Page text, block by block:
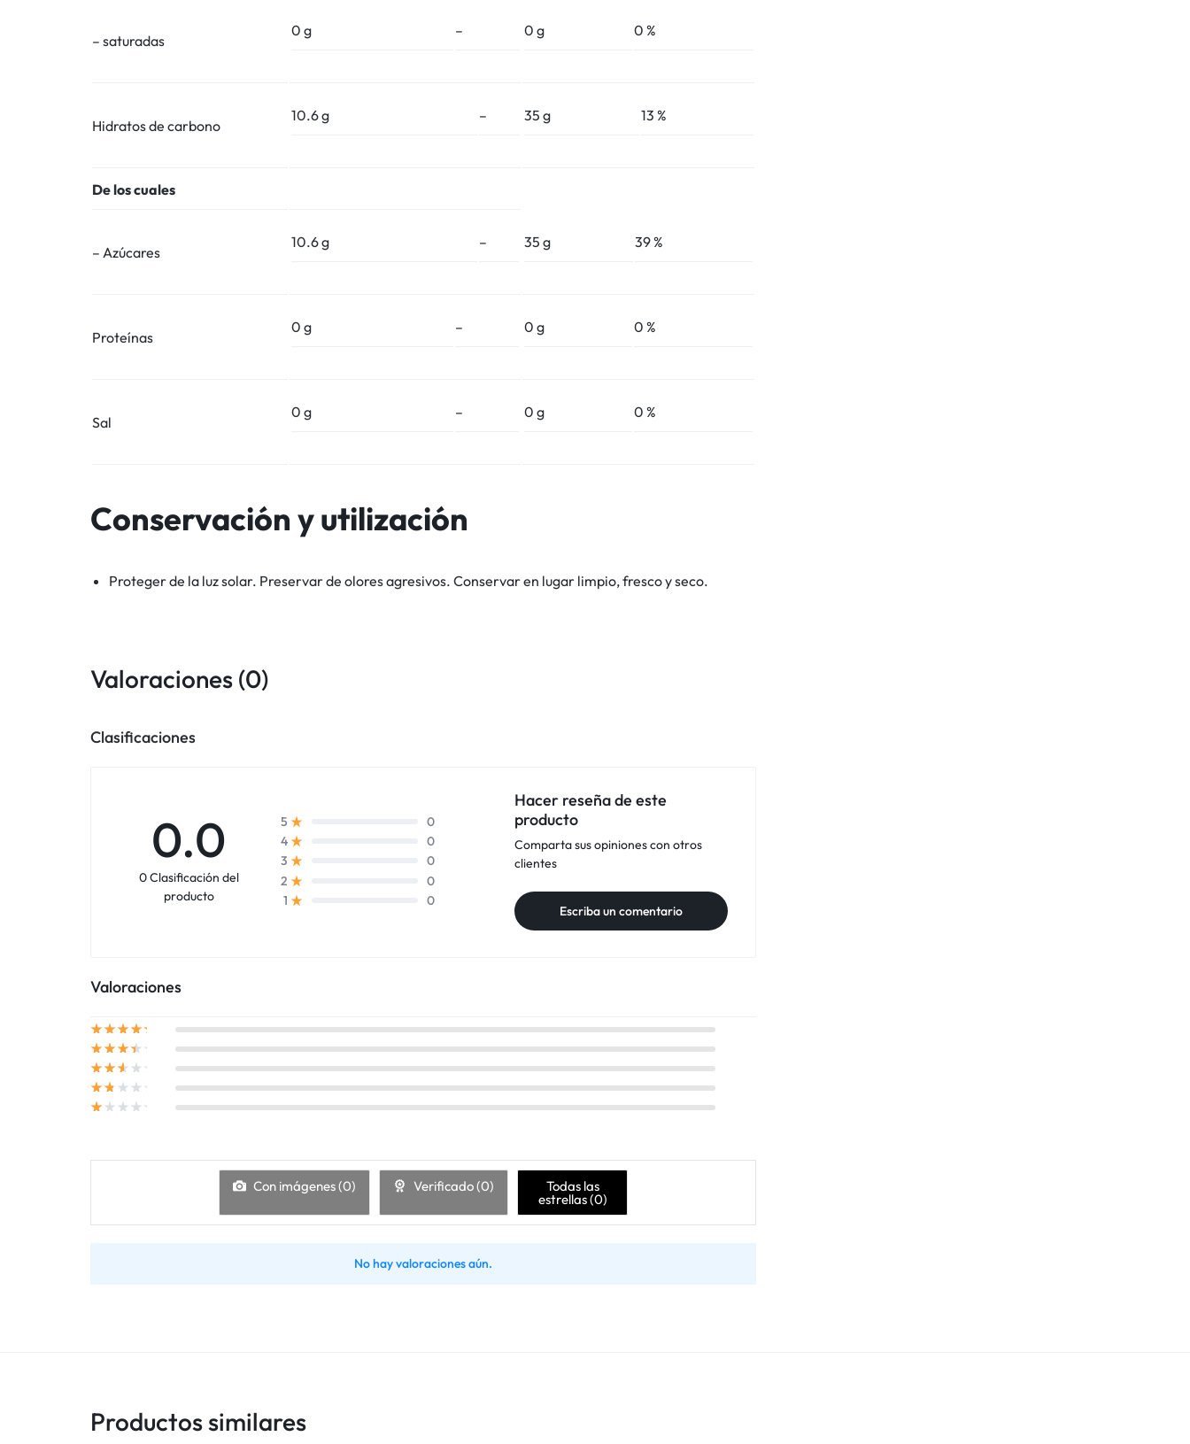
– saturadas
0 g – 0 g 0 %
Hidratos de carbono
10.6 g – 35 g 13 %
De los cuales
– Azúcares
10.6 g – 35 g 39 %
Proteínas
0 g – 0 g 0 %
Sal
0 g – 0 g 0 %
Conservación y utilización
Proteger de la luz solar. Preservar de olores agresivos. Conservar en lugar limpio, fresco y seco.
Valoraciones (0)
Clasificaciones
0.0
0 Clasificación del
producto
5
0
4
0
3
0
2
0
1
0
Hacer reseña de este
producto
Comparta sus opiniones con otros
clientes
Escriba un comentario
Valoraciones
Con imágenes (0) Verificado (0) Todas las
estrellas (0)
No hay valoraciones aún.
Productos similares